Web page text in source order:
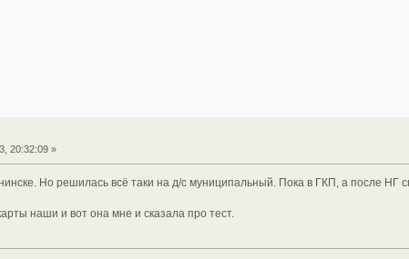
20:32:09 »
Но решилась всё таки на д/с муниципальный. Пока в ГКП, а после НГ
наши и вот она мне и сказала про тест.